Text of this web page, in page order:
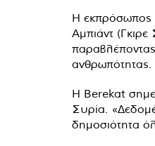
Η εκπρόσωπος
Αμπιάντ
ανθρωπότητας.
Η Berekat
Συρία.
δημοσιότητα